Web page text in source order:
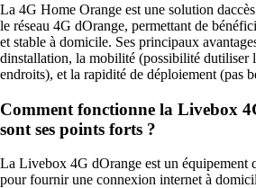
La 4G Home Orange est une solution
le réseau 4G dOrange, permettant de
et stable à domicile. Ses principaux
dinstallation, la mobilité (possibilité dutiliser
endroits), et la rapidité de déploiement (pas
Comment fonctionne la Livebox
sont ses points forts ?
La Livebox 4G dOrange est un équipement
pour fournir une connexion internet à